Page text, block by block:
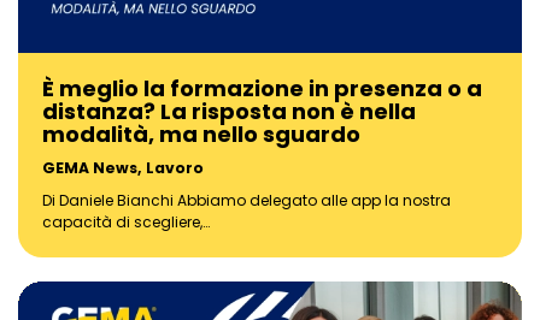
È meglio la formazione in presenza o a
distanza? La risposta non è nella
modalità, ma nello sguardo
GEMA News, Lavoro
Di Daniele Bianchi Abbiamo delegato alle app la nostra
capacità di scegliere,…